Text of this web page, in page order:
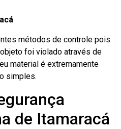
métodos de controle pois
foi violado através de
material é extremamente
simples.
de Itamaracá